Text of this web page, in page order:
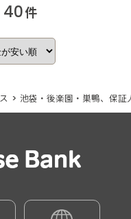
40件
> 池袋・後楽園・巣鴨、保証